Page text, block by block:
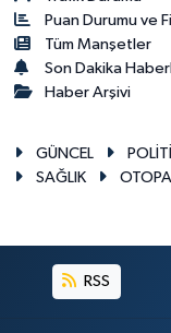
Puan Durumu ve
Tüm Manşetler
Son Dakika
Haber Arşivi
GÜNCEL
SAĞLIK
RSS